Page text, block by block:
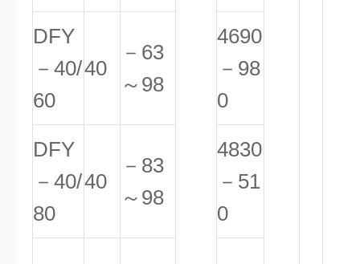
DFY
－40/
60
40
－63
～98
4690
－98
0
DFY
－40/
80
40
－83
～98
4830
－51
0